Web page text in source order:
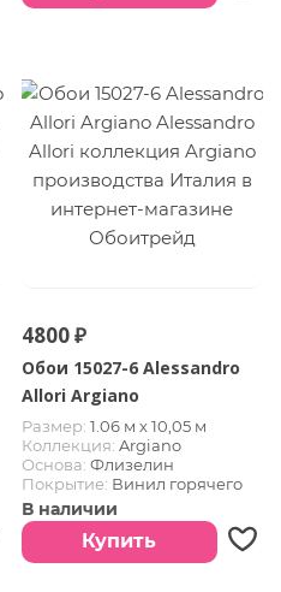
4800 ₽
Обои 15027-6 Alessandro
Allori Argiano
Размер: 1.06 м х 10,05 м
Коллекция: Argiano
Основа: Флизелин
Покрытие: Винил горячего
тиснения
Страна:Италия
В наличии
Купить